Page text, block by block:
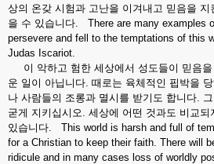
상의 온갖 시험과 고난을 이겨내고 믿음을
을 수 있습니다. There are many examples
persevere and fell to the temptations of this
Judas Iscariot.
이 악하고 험한 세상에서 성도들이 믿음을
운 일이 아닙니다. 때로는 육체적인 핍박을
나 사람들의 조롱과 멸시를 받기도 합니다.
굳게 지키십시오. 세상에 어떤 것과도 비교
있습니다. This world is harsh and full of
for a Christian to keep their faith. There will
ridicule and in many cases loss of worldly